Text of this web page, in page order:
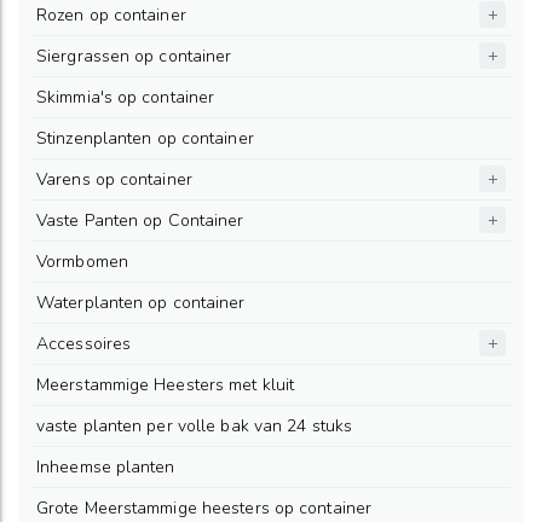
Rozen op container
Siergrassen op container
Skimmia's op container
Stinzenplanten op container
Varens op container
Vaste Panten op Container
Vormbomen
Waterplanten op container
Accessoires
Meerstammige Heesters met kluit
vaste planten per volle bak van 24 stuks
Inheemse planten
Grote Meerstammige heesters op container